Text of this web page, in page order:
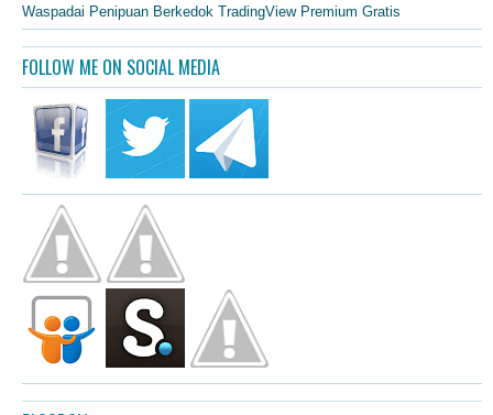
Waspadai Penipuan Berkedok TradingView Premium Gratis
FOLLOW ME ON SOCIAL MEDIA